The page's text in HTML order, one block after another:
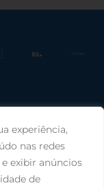
experiência,
nas redes
exibir anúncios
de
RS, 90030-100 |